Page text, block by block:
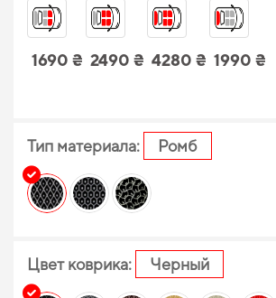
1690 ₴ 2490 ₴ 4280 ₴ 1990 ₴
Тип материала: Ромб
Цвет коврика: Черный